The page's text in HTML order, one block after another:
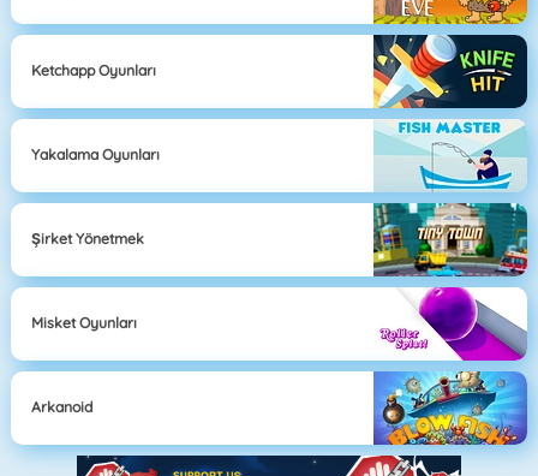
Ketchapp Oyunları
Yakalama Oyunları
Şirket Yönetmek
Misket Oyunları
Arkanoid